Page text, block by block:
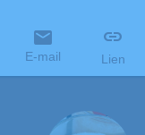
E-mail Lien